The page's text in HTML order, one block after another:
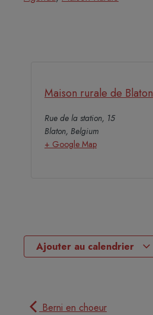
Maison rurale de Blaton
Rue de la station, 15
Blaton, Belgium
+ Google Map
Ajouter au calendrier
Berni en choeur